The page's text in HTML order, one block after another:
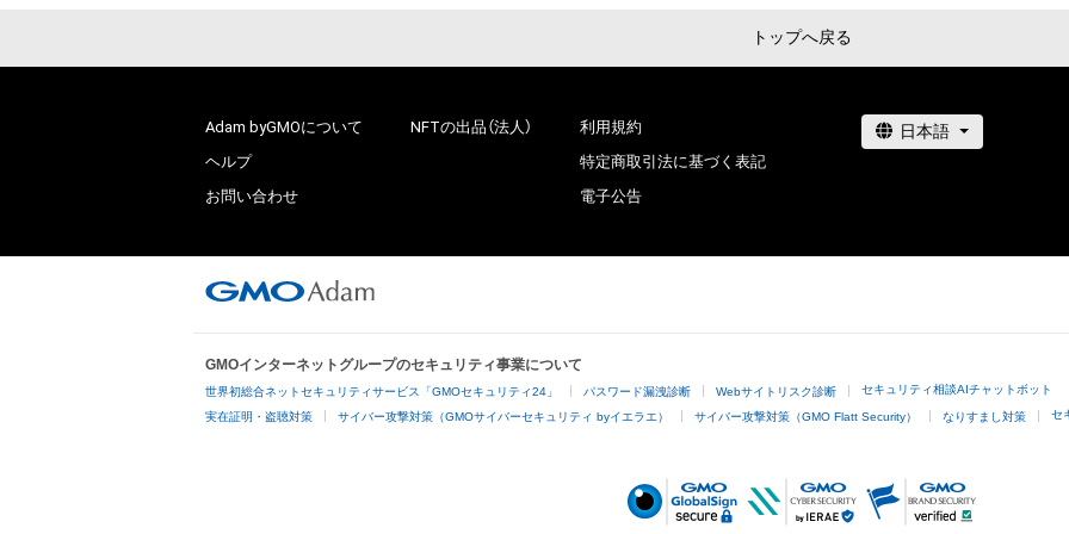
トップへ戻る
Adam byGMOについて
ヘルプ
お問い合わせ
NFTの出品（法人）
利用規約
特定商取引法に基づく表記
電子公告
GMOインターネットグループのセキュリティ事業について
世界初総合ネットセキュリティサービス「GMOセキュリティ24」 パスワード漏洩診断 Webサイトリスク診断 セキュリティ相談AIチャットボット
実在証明・盗聴対策 サイバー攻撃対策（GMOサイバーセキュリティ byイエラエ） サイバー攻撃対策（GMO Flatt Security） なりすまし対策 セ